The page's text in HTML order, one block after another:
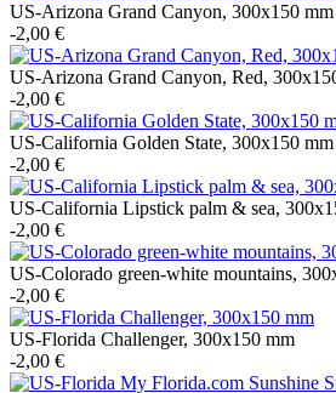
US-Arizona Grand Canyon, 300x150 mm
-2,00 €
US-Arizona Grand Canyon, Red,
-2,00 €
US-California Golden State, 300x150 mm
-2,00 €
US-California Lipstick palm & sea,
-2,00 €
US-Colorado green-white mountains,
-2,00 €
US-Florida Challenger, 300x150 mm
-2,00 €